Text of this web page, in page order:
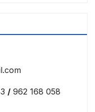
/ 962 168 058